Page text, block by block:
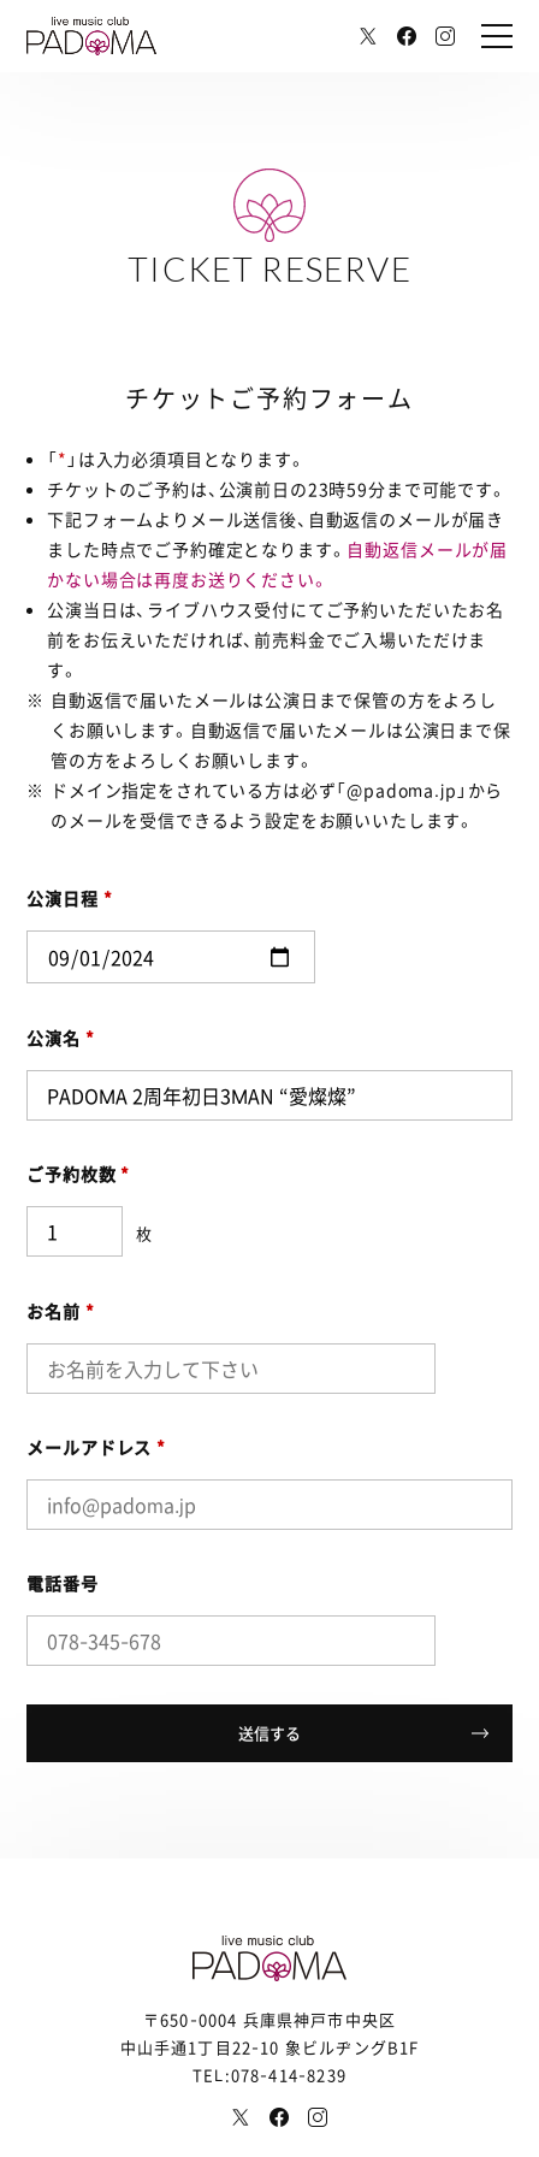
TICKET RESERVE
チケットご予約フォーム
「* 」は入力必須項目となります。
チケットのご予約は、公演前日の23時59分まで可能です。
下記フォームよりメール送信後、自動返信のメールが届き
ました時点でご予約確定となります。 自動返信メールが届
かない場合は再度お送りください。
公演当日は、ライブハウス受付にてご予約いただいたお名
前をお伝えいただければ、前売料金でご入場いただけま
す。
自動返信で届いたメールは公演日まで保管の方をよろし
くお願いします。自動返信で届いたメールは公演日まで保
管の方をよろしくお願いします。
ドメイン指定をされている方は必ず「@padoma.jp」から
のメールを受信できるよう設定をお願いいたします。
公演日程 *
公演名 *
ご予約枚数*
枚
お名前 *
メールアドレス*
電話番号
〒650-0004 兵庫県神戸市中央区
中山手通1丁目22-10 象ビルヂングB1F
TEL:078-414-8239